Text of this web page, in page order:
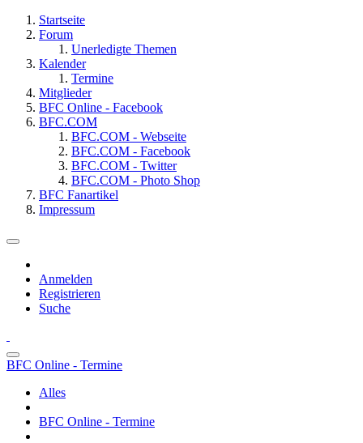
Startseite
Forum
Unerledigte Themen
Kalender
Termine
Mitglieder
BFC Online - Facebook
BFC.COM
BFC.COM - Webseite
BFC.COM - Facebook
BFC.COM - Twitter
BFC.COM - Photo Shop
BFC Fanartikel
Impressum
Anmelden
Registrieren
Suche
BFC Online - Termine
Alles
BFC Online - Termine